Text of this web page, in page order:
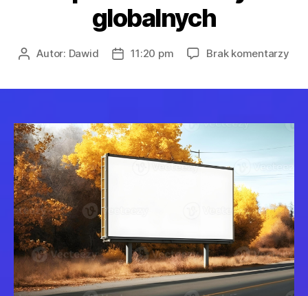
globalnych
AutorAutor: Dawid
Data11:20 pm Brak komentarzydo